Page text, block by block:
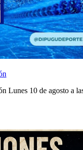
Lunes 10 de agosto a